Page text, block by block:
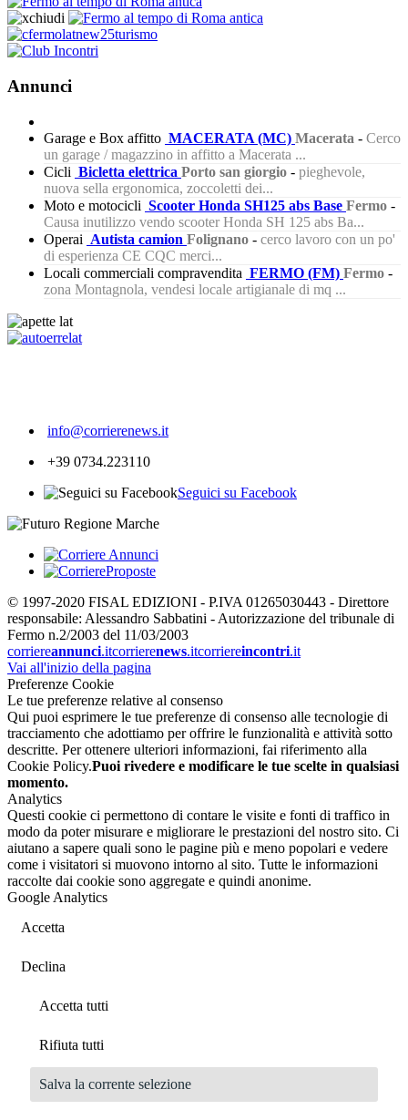
Annunci
Garage e Box affitto MACERATA (MC) Macerata - Cerco
un garage / magazzino in affitto a Macerata ...
Cicli Bicletta elettrica Porto san giorgio - pieghevole,
nuova sella ergonomica, zoccoletti dei...
Moto e motocicli Scooter Honda SH125 abs Base Fermo -
Causa inutilizzo vendo scooter Honda SH 125 abs Ba...
Operai Autista camion Folignano - cerco lavoro con un po'
di esperienza CE CQC merci...
Locali commerciali compravendita FERMO (FM) Fermo -
zona Montagnola, vendesi locale artigianale di mq ...
info@corrierenews.it
+39 0734.223110
Seguici su Facebook
© 1997-2020 FISAL EDIZIONI - P.IVA 01265030443 - Direttore
responsabile: Alessandro Sabbatini - Autorizzazione del tribunale di
Fermo n.2/2003 del 11/03/2003
corriereannunci.itcorrierenews.itcorriereincontri.it
Vai all'inizio della pagina
Preferenze Cookie
Le tue preferenze relative al consenso
Qui puoi esprimere le tue preferenze di consenso alle tecnologie di
tracciamento che adottiamo per offrire le funzionalità e attività sotto
descritte. Per ottenere ulteriori informazioni, fai riferimento alla
Cookie Policy.Puoi rivedere e modificare le tue scelte in qualsiasi
momento.
Analytics
Questi cookie ci permettono di contare le visite e fonti di traffico in
modo da poter misurare e migliorare le prestazioni del nostro sito. Ci
aiutano a sapere quali sono le pagine più e meno popolari e vedere
come i visitatori si muovono intorno al sito. Tutte le informazioni
raccolte dai cookie sono aggregate e quindi anonime.
Google Analytics
Accetta
Declina
Accetta tutti
Rifiuta tutti
Salva la corrente selezione